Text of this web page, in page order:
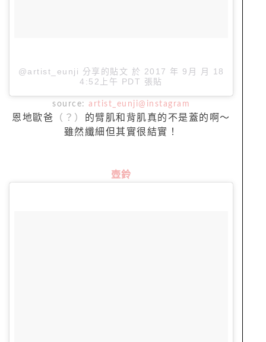
@artist_eunji 分享的貼文 於 2017 年 9月 月 18
4:52上午 PDT 張貼
source: artist_eunji@instagram
恩地歐爸 （？）
的臂肌和背肌真的不是蓋的啊～
雖然纖細但其實很結實！
壺鈴